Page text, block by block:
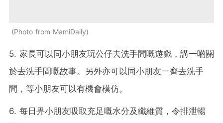
Photo from MamiDaily
5. 家長可以同小朋友玩公仔去洗手間嘅遊戲，講一啲關
於去洗手間嘅故事。另外亦可以同小朋友一齊去洗手
間，等小朋友可以有機會模仿。
6. 每日畀小朋友吸取充足嘅水分及纖維質，令排泄暢